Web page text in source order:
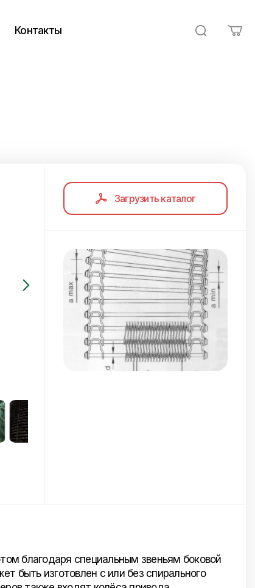
Контакты
Загрузить каталог
благодаря специальным звеньям боковой
быть изготовлен с или без спирального